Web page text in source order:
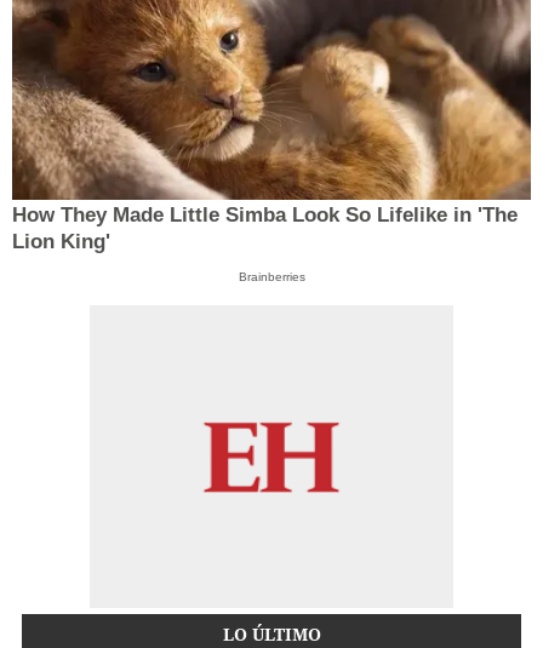
How They Made Little Simba Look So Lifelike in 'The
Lion King'
Brainberries
LO ÚLTIMO